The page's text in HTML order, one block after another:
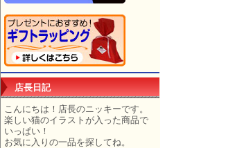
店長日記
こんにちは！店長のニッキーです。
楽しい猫のイラストが入った商品で
いっぱい！
お気に入りの一品を探してね。